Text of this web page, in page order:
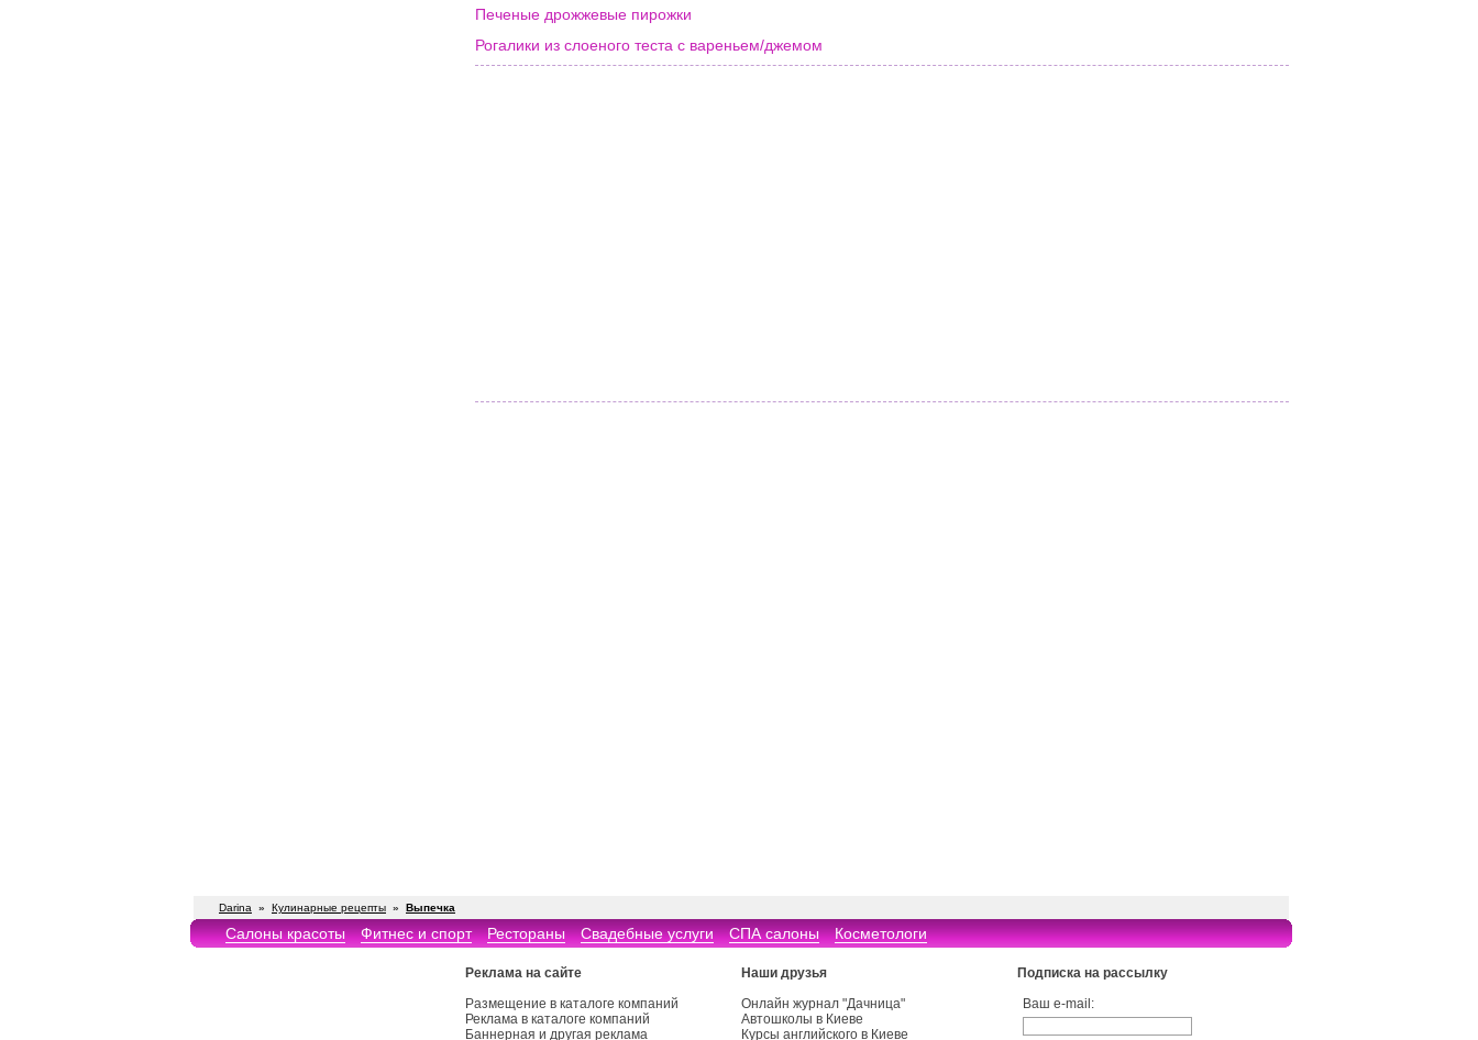
Печеные дрожжевые пирожки
Рогалики из слоеного теста с вареньем/джемом
Darina » Кулинарные рецепты » Выпечка
Салоны красоты Фитнес и спорт Рестораны Свадебные услуги СПА салоны Косметологи
Реклама на сайте
Размещение в каталоге компаний
Реклама в каталоге компаний
Баннерная и другая реклама
Наши друзья
Онлайн журнал "Дачница"
Автошколы в Киеве
Курсы английского в Киеве
Подписка на рассылку
Ваш e-mail: